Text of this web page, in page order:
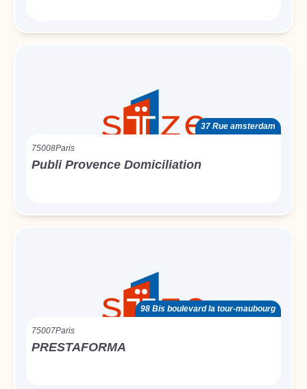
37 Rue amsterdam
75008Paris
Publi Provence Domiciliation
98 Bis boulevard la tour-maubourg
75007Paris
PRESTAFORMA